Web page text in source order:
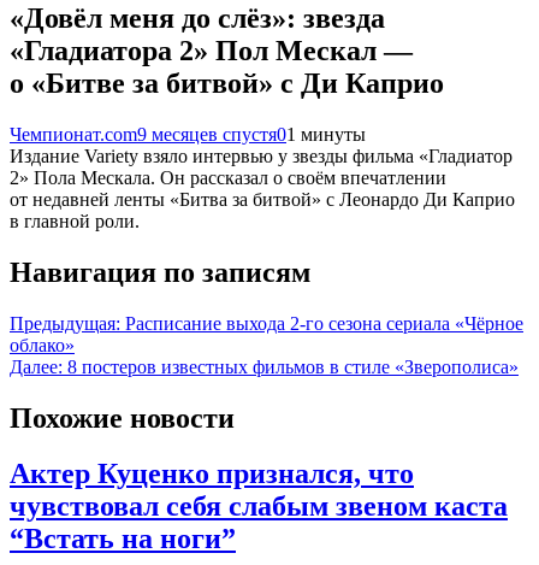
«Довёл меня до слёз»: звезда
«Гладиатора 2» Пол Мескал —
о «Битве за битвой» с Ди Каприо
Чемпионат.com9 месяцев спустя01 минуты
Издание Variety взяло интервью у звезды фильма «Гладиатор
2» Пола Мескала. Он рассказал о своём впечатлении
от недавней ленты «Битва за битвой» с Леонардо Ди Каприо
в главной роли.
Навигация по записям
Предыдущая: Расписание выхода 2-го сезона сериала «Чёрное
облако»
Далее: 8 постеров известных фильмов в стиле «Зверополиса»
Похожие новости
Актер Куценко признался, что
чувствовал себя слабым звеном каста
“Встать на ноги”